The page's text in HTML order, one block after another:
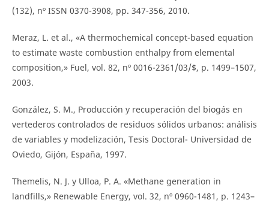
(132), nº ISSN 0370-3908, pp. 347-356, 2010.
Meraz, L. et al., «A thermochemical concept-based equation
to estimate waste combustion enthalpy from elemental
composition,» Fuel, vol. 82, nº 0016-2361/03/$, p. 1499–1507,
2003.
González, S. M., Producción y recuperación del biogás en
vertederos controlados de residuos sólidos urbanos: análisis
de variables y modelización, Tesis Doctoral- Universidad de
Oviedo, Gijón, España, 1997.
Themelis, N. J. y Ulloa, P. A. «Methane generation in
landfills,» Renewable Energy, vol. 32, nº 0960-1481, p. 1243–